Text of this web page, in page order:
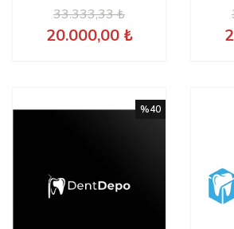
33.333,33 ₺
20.000,00 ₺
%40